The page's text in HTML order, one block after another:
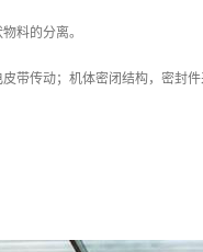
料的分离。
带传动；机体密闭结构，密封